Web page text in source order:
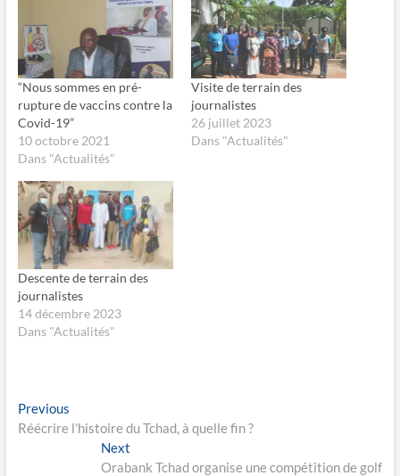
r
t
a
g
e
r
s
u
r
F
a
e
b
o
o
k
(
o
u
v
r
e
d
a
n
o
u
v
p
a
r
t
a
g
e
r
r
X
(
u
v
r
e
d
a
n
s
u
n
o
u
n
“Nous sommes en pré-
rupture de vaccins contre la
Covid-19”
10 octobre 2021
Dans "Actualités"
Visite de terrain des
journalistes
26 juillet 2023
Dans "Actualités"
Descente de terrain des
journalistes
14 décembre 2023
Dans "Actualités"
Navigation
de
PreviousPrevious
post:
Réécrire l’histoire du Tchad, à quelle fin ?
Next
post:
Orabank Tchad organise une compétition de golf